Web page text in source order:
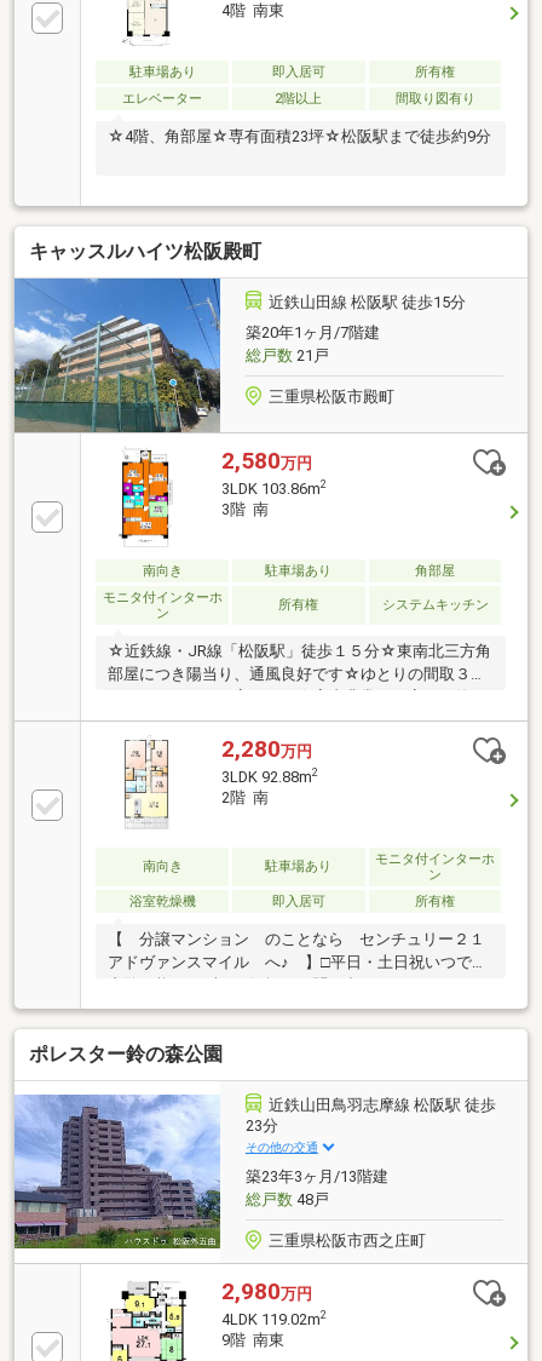
4階 南東
駐車場あり 即入居可
所有権
エレベーター
2階以上 間取り図有り
☆4階、角部屋☆専有面積23坪☆松阪駅まで徒歩約9分
キャッスルハイツ松阪殿町
近鉄山田線 松阪駅 徒歩15分
築20年1ヶ月/7階建
総戸数21戸
三重県松阪市殿町
2,580万円
3LDK 103.86m2
3階 南
南向き 駐車場あり
角部屋
モニタ付インターホ
ン
所有権 システムキッチン
☆近鉄線・JR線「松阪駅」徒歩１５分☆東南北三方角
部屋につき陽当り、通風良好です☆ゆとりの間取３Ｌ
です☆スーパー、銀行、病院、市役所等、 周辺生活
施設充実の殿町エリア☆幸小学校まで徒歩５分
2,280万円
3LDK 92.88m2
2階 南
南向き 駐車場あり
モニタ付インターホ
ン
浴室乾燥機
即入居可 所有権
【 分譲マンション のことなら センチュリー２１
アドヴァンスマイル へ♪ 】□平日・土日祝いつでも
当社おすすめポイント／◆紀勢本線「松阪」駅徒歩15
分！◆松阪の中心部で便利な立地♪◆家族みんながゆ
ったりくつろげる１8.7帖以上の広々ＬＤK！◆全居室
収納付き！◆ペット可（規約有）
ポレスター鈴の森公園
近鉄山田鳥羽志摩線 松阪駅 徒歩
23分
その他の交通
築23年3ヶ月/13階建
総戸数48戸
三重県松阪市西之庄町
2,980万円
4LDK 119.02m2
9階 南東